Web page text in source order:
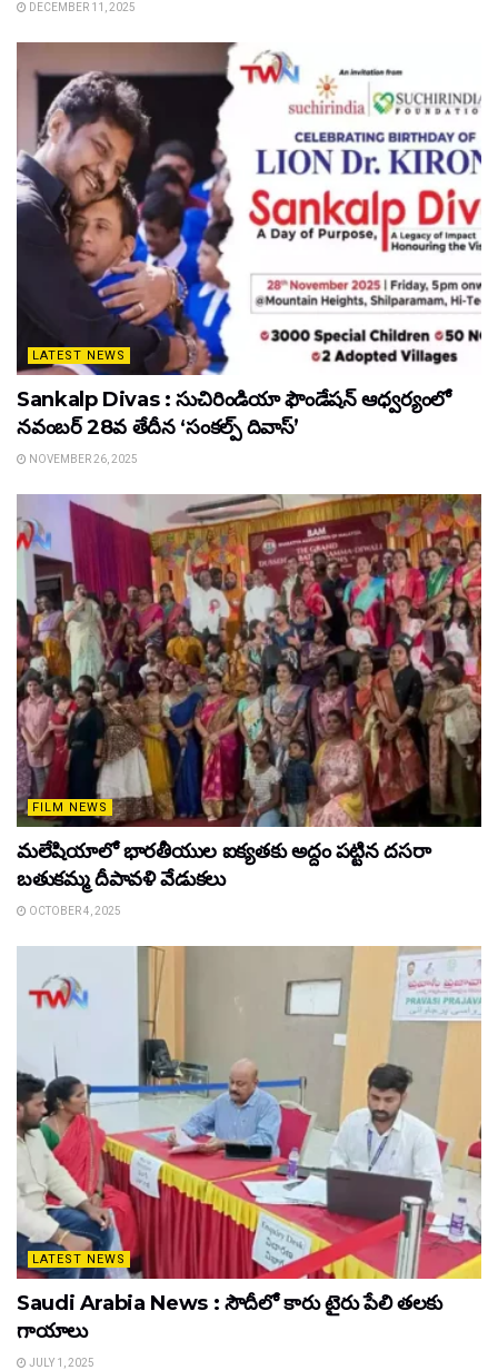
DECEMBER 11, 2025
LATEST NEWS
Sankalp Divas : సుచిరిండియా ఫౌండేషన్ ఆధ్వర్యంలో
నవంబర్ 28వ తేదీన ‘సంకల్ప్ దివాస్’
NOVEMBER 26, 2025
FILM NEWS
మలేషియాలో భారతీయుల ఐక్యతకు అద్దం పట్టిన దసరా
బతుకమ్మ దీపావళి వేడుకలు
OCTOBER 4, 2025
LATEST NEWS
Saudi Arabia News : సౌదీలో కారు టైరు పేలి తలకు
గాయాలు
JULY 1, 2025